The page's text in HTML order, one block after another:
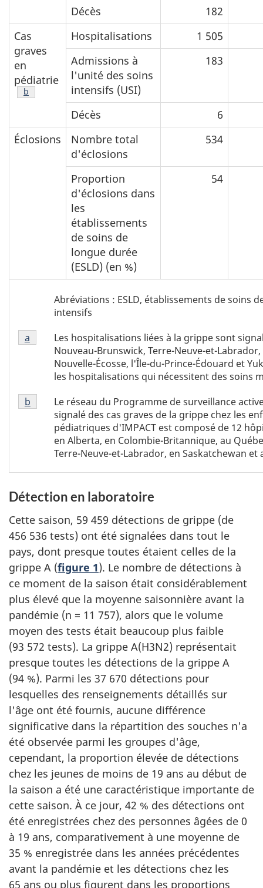
Décès
182
Cas
graves
en
pédiatrie
Note de bas de page
b
Hospitalisations
1 505
Admissions à
l'unité des soins
intensifs (USI)
183
Décès
6
Éclosions
Nombre total
d'éclosions
534
Proportion
d'éclosions dans
les
établissements
de soins de
longue durée
(ESLD) (en %)
54
abbréviation
Abréviations : ESLD, établissements de soins
intensifs
Tableau
1
de
page
Les hospitalisations liées à la grippe sont
Nouveau-Brunswick, Terre-Neuve-et-
Nouvelle-Écosse, l'Île-du-Prince-Édouard et
les hospitalisations qui nécessitent des soins
Retour à la référence de la note de bas de page
a
Tableau
1
page
Le réseau du Programme de surveillance
signalé des cas graves de la grippe chez les
pédiatriques d'IMPACT est composé de 12
en Alberta, en Colombie-Britannique, au
Terre-Neuve-et-Labrador, en Saskatchewan et
Retour à la référence de la note de bas de page
b
Détection en laboratoire
Cette saison, 59 459 détections de grippe (de
456 536 tests) ont été signalées dans tout le
pays, dont presque toutes étaient celles de la
grippe A (figure 1). Le nombre de détections à
ce moment de la saison était considérablement
plus élevé que la moyenne saisonnière avant la
pandémie (n = 11 757), alors que le volume
moyen des tests était beaucoup plus faible
(93 572 tests). La grippe A(H3N2) représentait
presque toutes les détections de la grippe A
(94 %). Parmi les 37 670 détections pour
lesquelles des renseignements détaillés sur
l'âge ont été fournis, aucune différence
significative dans la répartition des souches n'a
été observée parmi les groupes d'âge,
cependant, la proportion élevée de détections
chez les jeunes de moins de 19 ans au début de
la saison a été une caractéristique importante de
cette saison. À ce jour, 42 % des détections ont
été enregistrées chez des personnes âgées de 0
à 19 ans, comparativement à une moyenne de
35 % enregistrée dans les années précédentes
avant la pandémie et les détections chez les
65 ans ou plus figurent dans les proportions